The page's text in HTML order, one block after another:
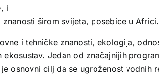
i
širom svijeta, posebice u Africi.
i tehničke znanosti, ekologija,
Jedan od značajnijih
osnovni cilj da se ugroženost vodnih